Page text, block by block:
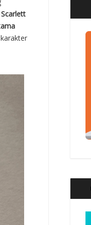
Scarlett